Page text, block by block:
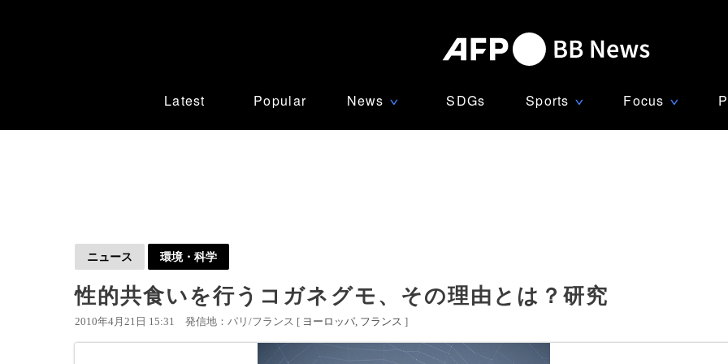
Latest Popular News ∨ SDGs Sports ∨ Focus ∨
ニュース 環境・科学
性的共食いを行うコガネグモ、その理由とは？研究
2010年4月21日 15:31 発信地：パリ/フランス [ ヨーロッパ フランス ]